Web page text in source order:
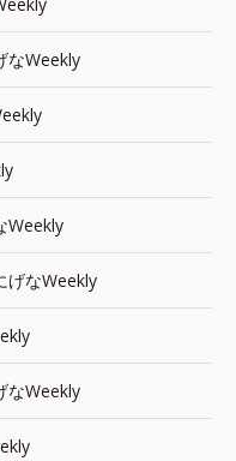
なWeekly
Weekly
げなWeekly
なWeekly